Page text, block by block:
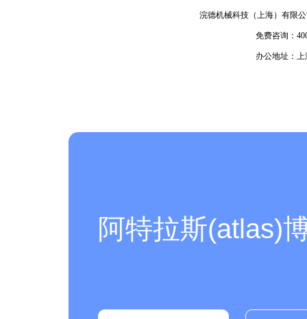
浣德机械科技（上海）有限
免费咨询：
办公地址：
阿特拉斯(atlas)